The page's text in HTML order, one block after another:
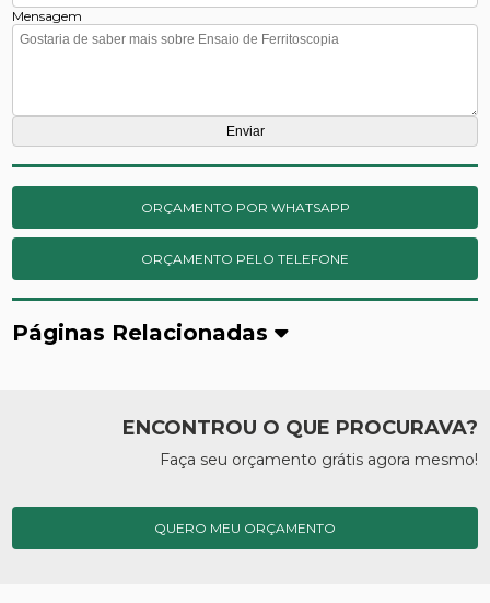
Mensagem
ORÇAMENTO POR WHATSAPP
ORÇAMENTO PELO TELEFONE
Páginas Relacionadas
ENCONTROU O QUE PROCURAVA?
Faça seu orçamento grátis agora mesmo!
QUERO MEU ORÇAMENTO